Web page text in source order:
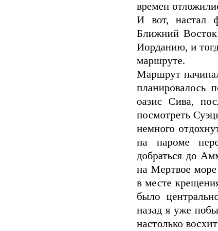
времен
И вот, настал
Ближний
Иорданию, и
маршруте.
Маршрут
планировалось
оазис Сива,
посмотреть
немного
на пароме
добраться до
на Мертвое
в месте
было
назад я уже
настолько